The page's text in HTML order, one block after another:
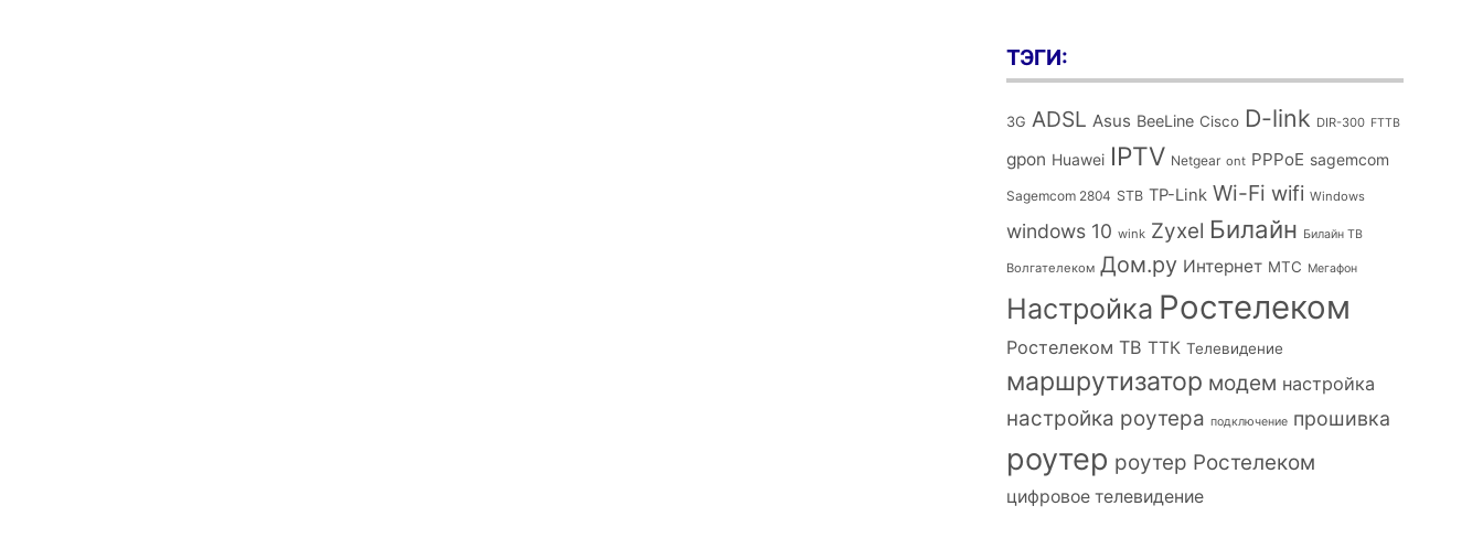
ТЭГИ:
3G ADSL Asus BeeLine Cisco D-link DIR-300 FTTB
gpon Huawei IPTV Netgear ont PPPoE sagemcom
Sagemcom 2804 STB TP-Link Wi-Fi wifi Windows
windows 10 wink Zyxel Билайн Билайн ТВ
Волгателеком Дом.ру Интернет МТС Мегафон
Настройка Ростелеком
Ростелеком ТВ ТТК Телевидение
маршрутизатор модем настройка
настройка роутера подключение прошивка
роутер роутер Ростелеком
цифровое телевидение